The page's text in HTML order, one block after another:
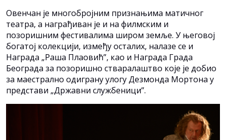
Овенчан је многобројним признањима матичног
театра, а награђиван је и на филмским и
позоришним фестивалима широм земље. У његовој
богатој колекцији, између осталих, налазе се и
Награда „Раша Плаовић”, као и Награда Града
Београда за позоришно стваралаштво које је добио
за маестрално одиграну улогу Дезмонда Мортона у
представи „Државни службеници”.